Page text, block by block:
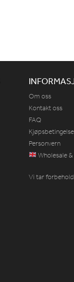
Om oss
Kontakt oss
FAQ
Personvern
Wholesale
Vi tar